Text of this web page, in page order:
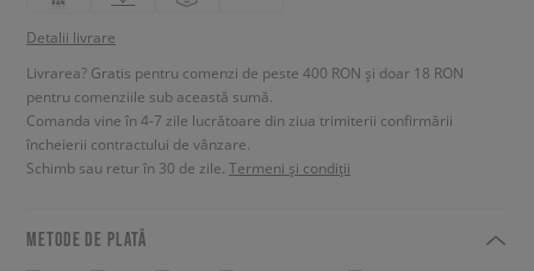
Detalii livrare
Livrarea? Gratis pentru comenzi de peste 400 RON și doar 18 RON
pentru comenziile sub această sumă.
Comanda vine în 4-7 zile lucrătoare din ziua trimiterii confirmării
încheierii contractului de vânzare.
Schimb sau retur în 30 de zile. Termeni și condiții
METODE DE PLATĂ